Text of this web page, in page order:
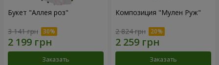
Букет "Аллея роз"
3 141 грн
Заказать
Композиция "Мулен Руж"
2 824 грн
Заказать